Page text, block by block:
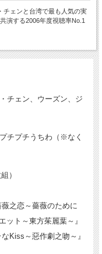
チェンと台湾で最も人気の実
演する2006年度視聴率No.1
チェン、ウーズン、ジ
チプチうちわ（※なく
）
之恋～薔薇のために
ト～東方茱麗葉～』
Kiss～惡作劇之吻～』